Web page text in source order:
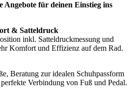
Angebote für deinen Einstieg ins
& Satteldruck
inkl. Satteldruckmessung und
Komfort und Effizienz auf dem Rad.
Beratung zur idealen Schuhpassform
Verbindung von Fuß und Pedal.